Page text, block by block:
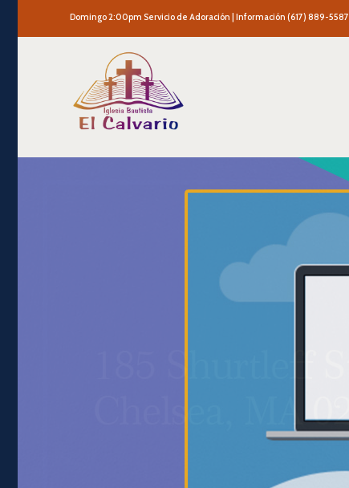
Domingo 2:00pm Servicio de Adoración | Información (617) 889-5587